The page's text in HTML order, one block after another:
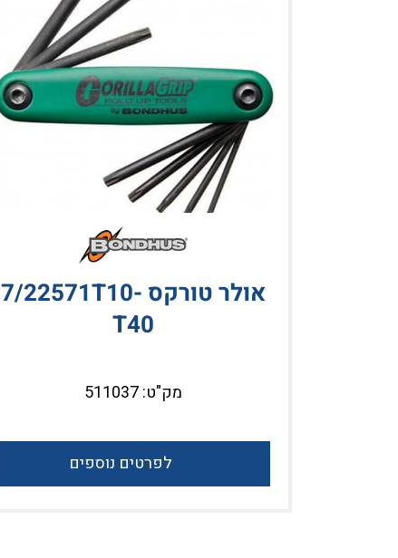
אולר טורקס 7/22571T10-
T40
מק"ט: 511037
לפרטים נוספים